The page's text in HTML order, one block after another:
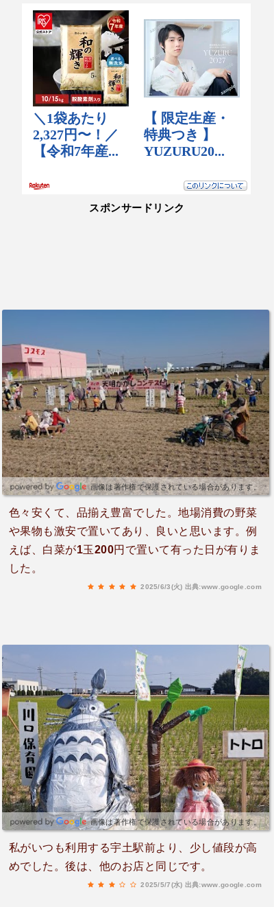
スポンサードリンク
画像は著作権で保護されている場合があります。
色々安くて、品揃え豊富でした。地場消費の野菜
や果物も激安で置いてあり、良いと思います。例
えば、白菜が1玉200円で置いて有った日が有りま
した。
2025/6/3(火) 出典:www.google.com
画像は著作権で保護されている場合があります。
私がいつも利用する宇土駅前より、少し値段が高
めでした。後は、他のお店と同じです。
2025/5/7(水) 出典:www.google.com